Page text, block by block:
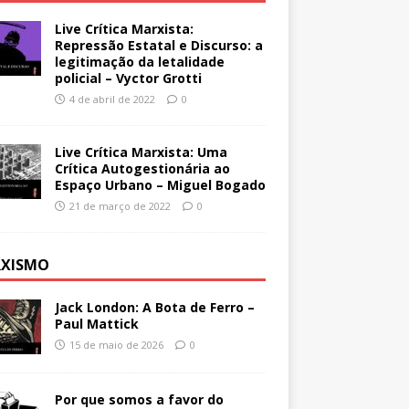
Live Crítica Marxista:
Repressão Estatal e Discurso: a
legitimação da letalidade
policial – Vyctor Grotti
4 de abril de 2022 0
Live Crítica Marxista: Uma
Crítica Autogestionária ao
Espaço Urbano – Miguel Bogado
21 de março de 2022 0
Jack London: A Bota de Ferro –
Paul Mattick
15 de maio de 2026 0
Por que somos a favor do